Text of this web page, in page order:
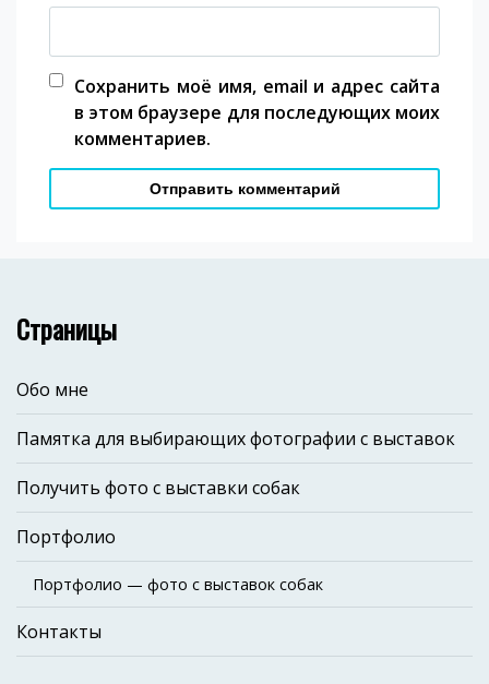
Сохранить моё имя, email и адрес сайта
в этом браузере для последующих моих
комментариев.
Страницы
Обо мне
Памятка для выбирающих фотографии с выставок
Получить фото с выставки собак
Портфолио
Портфолио — фото с выставок собак
Контакты